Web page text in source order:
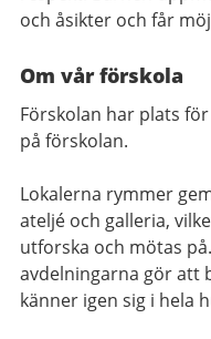
och åsikter och får
Om vår förskola
Förskolan har plats
på förskolan.
Lokalerna rymmer
ateljé och galleria,
utforska och mötas
avdelningarna gör att
känner igen sig i hela